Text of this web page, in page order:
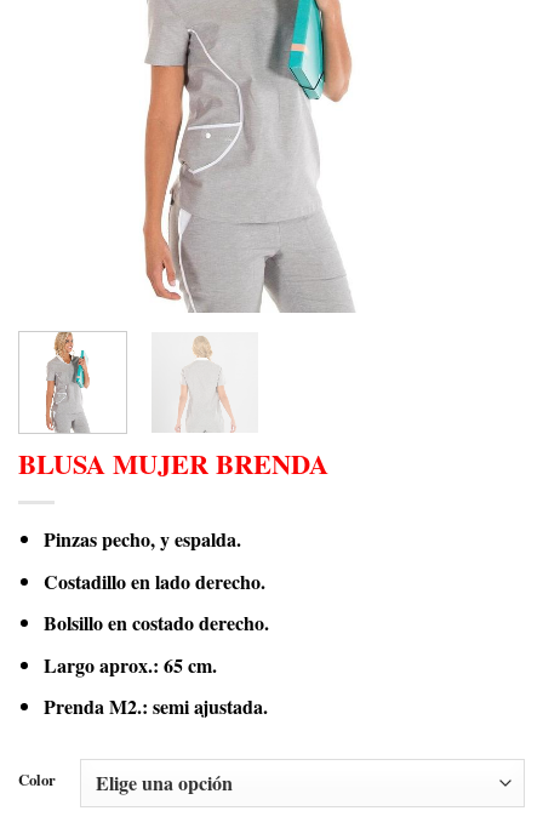
BLUSA MUJER BRENDA
Pinzas pecho, y espalda.
Costadillo en lado derecho.
Bolsillo en costado derecho.
Largo aprox.: 65 cm.
Prenda M2.: semi ajustada.
Color